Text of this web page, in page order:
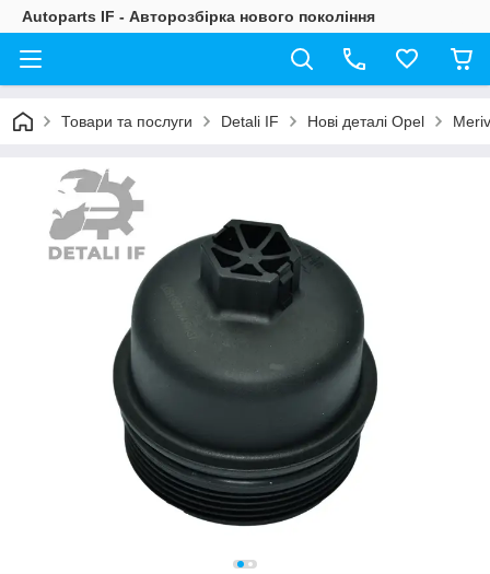
Autoparts IF - Авторозбірка нового покоління
Товари та послуги Detali IF Нові деталі Opel